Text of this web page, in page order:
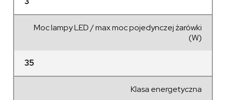
Moc lampy LED / max moc pojedynczej żarówki
(W)
35
Klasa energetyczna